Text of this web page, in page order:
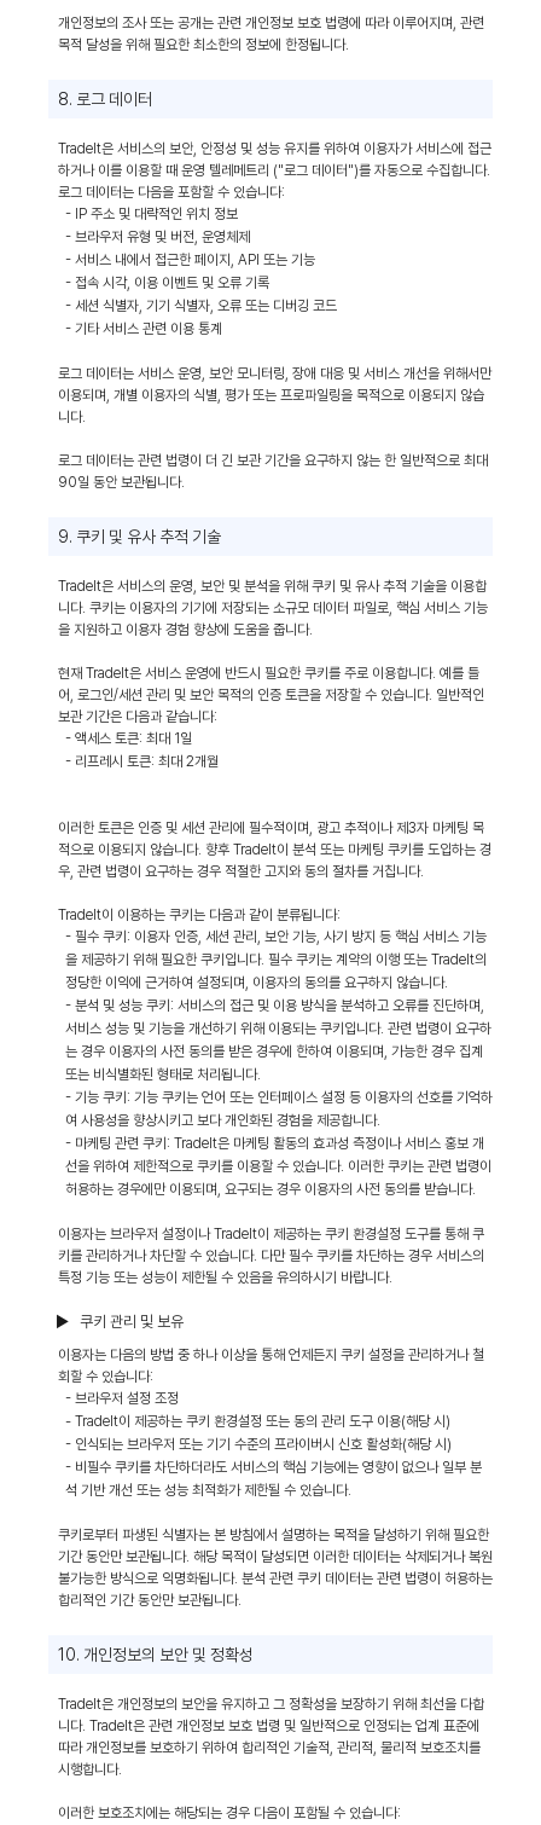
개인정보의 조사 또는 공개는 관련 개인정보 보호 법령에 따라 이루어지며, 관련
목적 달성을 위해 필요한 최소한의 정보에 한정됩니다.
8. 로그 데이터
TradeIt은 서비스의 보안, 안정성 및 성능 유지를 위하여 이용자가 서비스에 접근
하거나 이를 이용할 때 운영 텔레메트리 ("로그 데이터")를 자동으로 수집합니다.
로그 데이터는 다음을 포함할 수 있습니다:
- IP 주소 및 대략적인 위치 정보
- 브라우저 유형 및 버전, 운영체제
- 서비스 내에서 접근한 페이지, API 또는 기능
- 접속 시각, 이용 이벤트 및 오류 기록
- 세션 식별자, 기기 식별자, 오류 또는 디버깅 코드
- 기타 서비스 관련 이용 통계
로그 데이터는 서비스 운영, 보안 모니터링, 장애 대응 및 서비스 개선을 위해서만
이용되며, 개별 이용자의 식별, 평가 또는 프로파일링을 목적으로 이용되지 않습
니다.
로그 데이터는 관련 법령이 더 긴 보관 기간을 요구하지 않는 한 일반적으로 최대
90일 동안 보관됩니다.
9. 쿠키 및 유사 추적 기술
TradeIt은 서비스의 운영, 보안 및 분석을 위해 쿠키 및 유사 추적 기술을 이용합
니다. 쿠키는 이용자의 기기에 저장되는 소규모 데이터 파일로, 핵심 서비스 기능
을 지원하고 이용자 경험 향상에 도움을 줍니다.
현재 TradeIt은 서비스 운영에 반드시 필요한 쿠키를 주로 이용합니다. 예를 들
어, 로그인/세션 관리 및 보안 목적의 인증 토큰을 저장할 수 있습니다. 일반적인
보관 기간은 다음과 같습니다:
- 액세스 토큰: 최대 1일
- 리프레시 토큰: 최대 2개월
이러한 토큰은 인증 및 세션 관리에 필수적이며, 광고 추적이나 제3자 마케팅 목
적으로 이용되지 않습니다. 향후 TradeIt이 분석 또는 마케팅 쿠키를 도입하는 경
우, 관련 법령이 요구하는 경우 적절한 고지와 동의 절차를 거칩니다.
TradeIt이 이용하는 쿠키는 다음과 같이 분류됩니다:
- 필수 쿠키: 이용자 인증, 세션 관리, 보안 기능, 사기 방지 등 핵심 서비스 기능
을 제공하기 위해 필요한 쿠키입니다. 필수 쿠키는 계약의 이행 또는 TradeIt의
정당한 이익에 근거하여 설정되며, 이용자의 동의를 요구하지 않습니다.
- 분석 및 성능 쿠키: 서비스의 접근 및 이용 방식을 분석하고 오류를 진단하며,
서비스 성능 및 기능을 개선하기 위해 이용되는 쿠키입니다. 관련 법령이 요구하
는 경우 이용자의 사전 동의를 받은 경우에 한하여 이용되며, 가능한 경우 집계
또는 비식별화된 형태로 처리됩니다.
- 기능 쿠키: 기능 쿠키는 언어 또는 인터페이스 설정 등 이용자의 선호를 기억하
여 사용성을 향상시키고 보다 개인화된 경험을 제공합니다.
- 마케팅 관련 쿠키: TradeIt은 마케팅 활동의 효과성 측정이나 서비스 홍보 개
선을 위하여 제한적으로 쿠키를 이용할 수 있습니다. 이러한 쿠키는 관련 법령이
허용하는 경우에만 이용되며, 요구되는 경우 이용자의 사전 동의를 받습니다.
이용자는 브라우저 설정이나 TradeIt이 제공하는 쿠키 환경설정 도구를 통해 쿠
키를 관리하거나 차단할 수 있습니다. 다만 필수 쿠키를 차단하는 경우 서비스의
특정 기능 또는 성능이 제한될 수 있음을 유의하시기 바랍니다.
▶ 쿠키 관리 및 보유
이용자는 다음의 방법 중 하나 이상을 통해 언제든지 쿠키 설정을 관리하거나 철
회할 수 있습니다:
- 브라우저 설정 조정
- TradeIt이 제공하는 쿠키 환경설정 또는 동의 관리 도구 이용(해당 시)
- 인식되는 브라우저 또는 기기 수준의 프라이버시 신호 활성화(해당 시)
- 비필수 쿠키를 차단하더라도 서비스의 핵심 기능에는 영향이 없으나 일부 분
석 기반 개선 또는 성능 최적화가 제한될 수 있습니다.
쿠키로부터 파생된 식별자는 본 방침에서 설명하는 목적을 달성하기 위해 필요한
기간 동안만 보관됩니다. 해당 목적이 달성되면 이러한 데이터는 삭제되거나 복원
불가능한 방식으로 익명화됩니다. 분석 관련 쿠키 데이터는 관련 법령이 허용하는
합리적인 기간 동안만 보관됩니다.
10. 개인정보의 보안 및 정확성
TradeIt은 개인정보의 보안을 유지하고 그 정확성을 보장하기 위해 최선을 다합
니다. TradeIt은 관련 개인정보 보호 법령 및 일반적으로 인정되는 업계 표준에
따라 개인정보를 보호하기 위하여 합리적인 기술적, 관리적, 물리적 보호조치를
시행합니다.
이러한 보호조치에는 해당되는 경우 다음이 포함될 수 있습니다: